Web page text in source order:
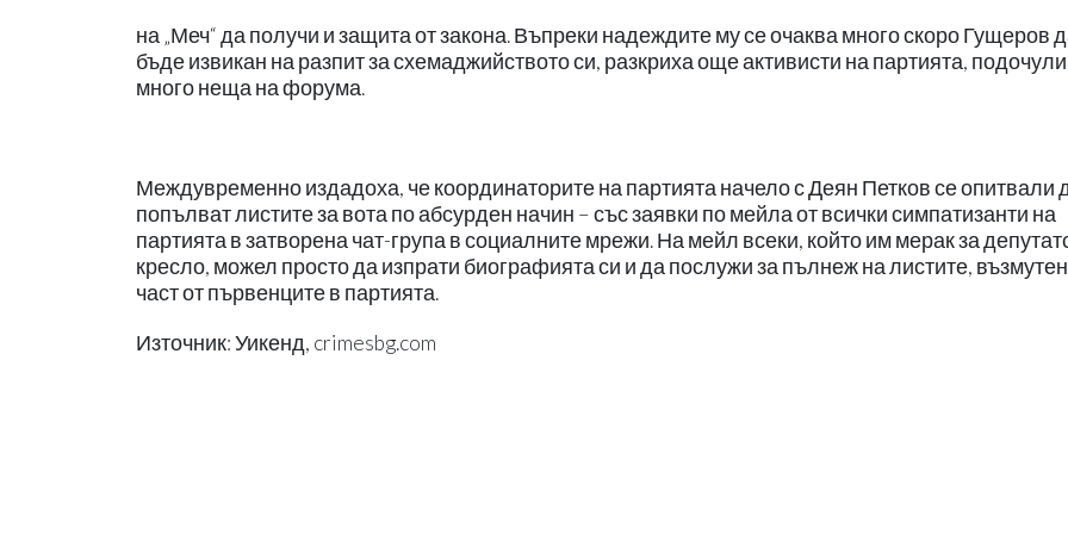
на „Меч“ да получи и защита от закона. Въпреки надеждите му се очаква много скоро Гущеров
бъде извикан на разпит за схемаджийството си, разкриха още активисти на партията, подочули
много неща на форума.
Междувременно издадоха, че координаторите на партията начело с Деян Петков се опитвали
попълват листите за вота по абсурден начин – със заявки по мейла от всички симпатизанти на
партията в затворена чат-група в социалните мрежи. На мейл всеки, който им мерак за
кресло, можел просто да изпрати биографията си и да послужи за пълнеж на листите,
част от първенците в партията.
Източник: Уикенд, crimesbg.com